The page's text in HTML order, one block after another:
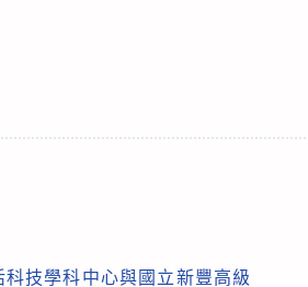
技學科中心與國立新豐高級